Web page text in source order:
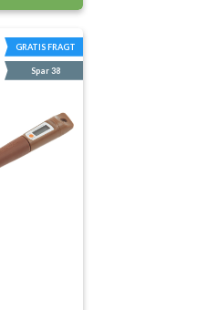
GRATIS FRAGT
Spar 38